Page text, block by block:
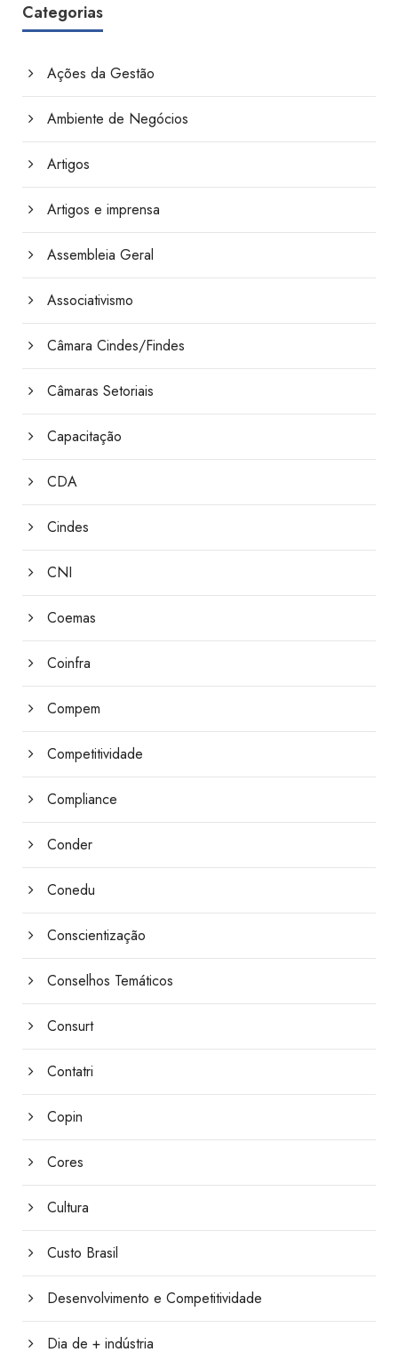
Categorias
Ações da Gestão
Ambiente de Negócios
Artigos
Artigos e imprensa
Assembleia Geral
Associativismo
Câmara Cindes/Findes
Câmaras Setoriais
Capacitação
CDA
Cindes
CNI
Coemas
Coinfra
Compem
Competitividade
Compliance
Conder
Conedu
Conscientização
Conselhos Temáticos
Consurt
Contatri
Copin
Cores
Cultura
Custo Brasil
Desenvolvimento e Competitividade
Dia de + indústria